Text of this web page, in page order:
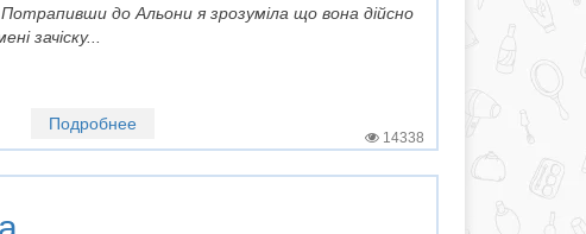
до Альони я зрозуміла що вона дійсно
зачіску...
Подробнее
14338